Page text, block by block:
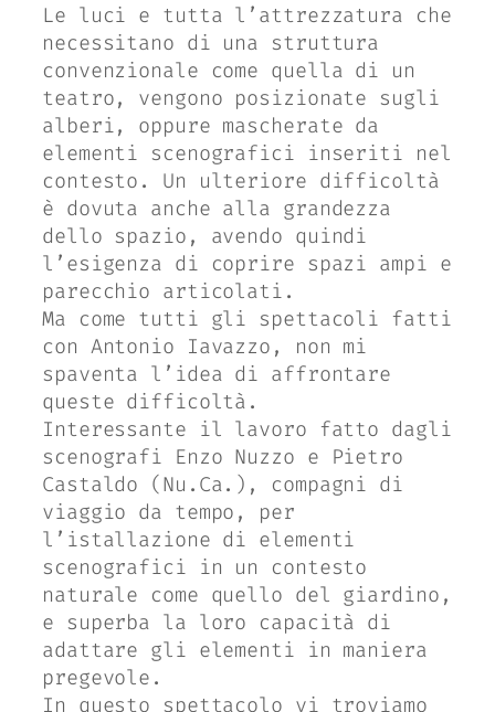
Le luci e tutta l’attrezzatura che
necessitano di una struttura
convenzionale come quella di un
teatro, vengono posizionate sugli
alberi, oppure mascherate da
elementi scenografici inseriti nel
contesto. Un ulteriore difficoltà
è dovuta anche alla grandezza
dello spazio, avendo quindi
l’esigenza di coprire spazi ampi e
parecchio articolati.
Ma come tutti gli spettacoli fatti
con Antonio Iavazzo, non mi
spaventa l’idea di affrontare
queste difficoltà.
Interessante il lavoro fatto dagli
scenografi Enzo Nuzzo e Pietro
Castaldo (Nu.Ca.), compagni di
viaggio da tempo, per
l’istallazione di elementi
scenografici in un contesto
naturale come quello del giardino,
e superba la loro capacità di
adattare gli elementi in maniera
pregevole.
In questo spettacolo vi troviamo